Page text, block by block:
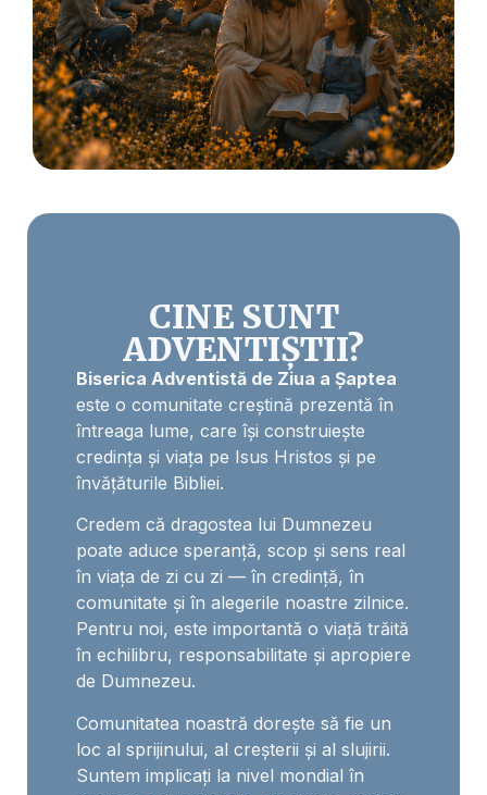
CINE SUNT
ADVENTIȘTII?
Biserica Adventistă de Ziua a Șaptea
este o comunitate creștină prezentă în
întreaga lume, care își construiește
credința și viața pe Isus Hristos și pe
învățăturile Bibliei.
Credem că dragostea lui Dumnezeu
poate aduce speranță, scop și sens real
în viața de zi cu zi — în credință, în
comunitate și în alegerile noastre zilnice.
Pentru noi, este importantă o viață trăită
în echilibru, responsabilitate și apropiere
de Dumnezeu.
Comunitatea noastră dorește să fie un
loc al sprijinului, al creșterii și al slujirii.
Suntem implicați la nivel mondial în